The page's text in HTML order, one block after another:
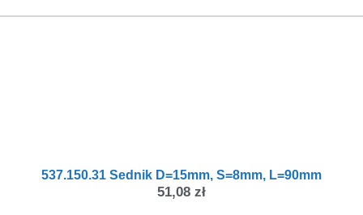
537.150.31 Sednik D=15mm, S=8mm, L=90mm
51,08 zł